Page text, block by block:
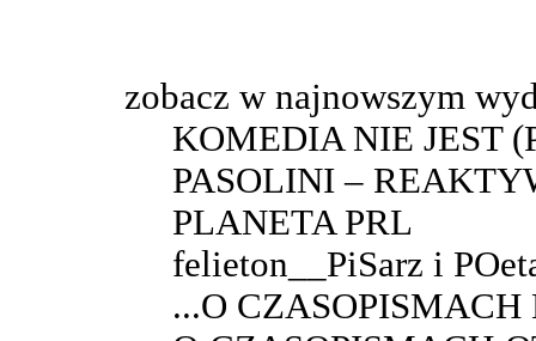
zobacz w najnowszym
KOMEDIA NIE JEST
PASOLINI –
PLANETA PRL
felieton__PiSarz i
...O